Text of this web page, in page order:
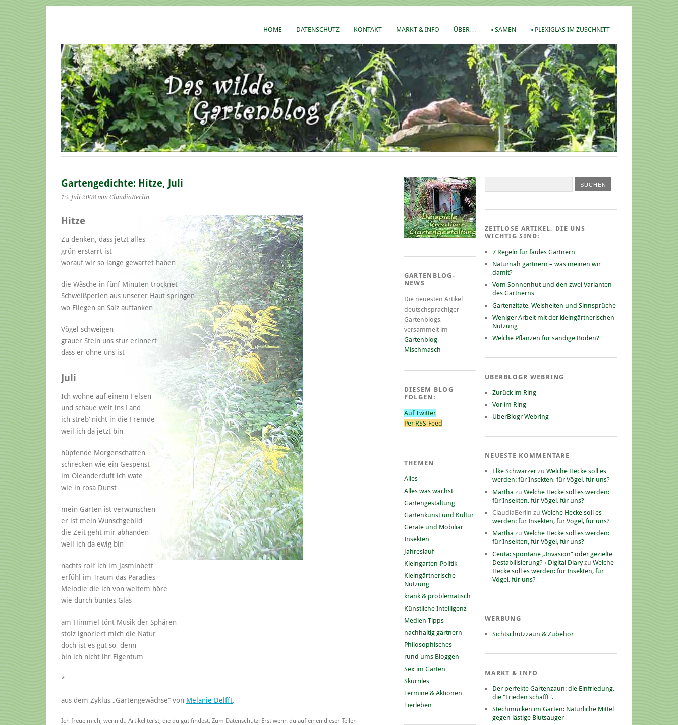
HOME DATENSCHUTZ KONTAKT MARKT & INFO ÜBER… » SAMEN » PLEXIGLAS IM ZUSCHNITT
Gartengedichte: Hitze, Juli
15. Juli 2008 von ClaudiaBerlin
Hitze
Zu denken, dass jetzt alles
grün erstarrt ist
worauf wir so lange gewartet haben
die Wäsche in fünf Minuten trocknet
Schweißperlen aus unserer Haut springen
wo Fliegen an Salz auftanken
Vögel schweigen
grauer Stein uns stur erinnert
dass er ohne uns ist
Juli
Ich wohne auf einem Felsen
und schaue weit ins Land
ich streb‘ nicht in die Fremde
weil ich da jetzt bin
hüpfende Morgenschatten
schrecken wie ein Gespenst
im Oleanderduft ich wate
wie in rosa Dunst
mein Garten ist verwunschen
er ist mein Wunschgebild
die Zeit geht mir abhanden
weil ich da ewig bin
nachts roll‘ ich im Jasminbett
erfühl im Traum das Paradies
Melodie die ich von weitem höre
wie durch buntes Glas
am Himmel tönt Musik der Sphären
stolz ignoriert mich die Natur
doch ist es gut so, denn
bin ich nicht ihr Eigentum
*
aus dem Zyklus „Gartengewächse“ von Melanie Delfft.
Ich freue mich, wenn du Artikel teilst, die du gut findest. Zum Datenschutz: Erst wenn du auf einen dieser Teilen-
GARTENBLOG-
NEWS
Die neuesten Artikel
deutschsprachiger
Gartenblogs,
versammelt im
Gartenblog-
Mischmasch
DIESEM BLOG
FOLGEN:
Auf Twitter
Per RSS-Feed
THEMEN
Alles
Alles was wächst
Gartengestaltung
Gartenkunst und Kultur
Geräte und Mobiliar
Insekten
Jahreslauf
Kleingarten-Politik
Kleingärtnerische
Nutzung
krank & problematisch
Künstliche Intelligenz
Medien-Tipps
nachhaltig gärtnern
Philosophisches
rund ums Bloggen
Sex im Garten
Skurriles
Termine & Aktionen
Tierleben
ZEITLOSE ARTIKEL, DIE UNS
WICHTIG SIND:
7 Regeln für faules Gärtnern
Naturnah gärtnern – was meinen wir
damit?
Vom Sonnenhut und den zwei Varianten
des Gärtnerns
Gartenzitate, Weisheiten und Sinnsprüche
Weniger Arbeit mit der kleingärtnerischen
Nutzung
Welche Pflanzen für sandige Böden?
UBERBLOGR WEBRING
Zurück im Ring
Vor im Ring
UberBlogr Webring
NEUESTE KOMMENTARE
Elke Schwarzer zu Welche Hecke soll es
werden: für Insekten, für Vögel, für uns?
Martha zu Welche Hecke soll es werden:
für Insekten, für Vögel, für uns?
ClaudiaBerlin zu Welche Hecke soll es
werden: für Insekten, für Vögel, für uns?
Martha zu Welche Hecke soll es werden:
für Insekten, für Vögel, für uns?
Ceuta: spontane „Invasion“ oder gezielte
Destabilisierung? › Digital Diaryzu Welche
Hecke soll es werden: für Insekten, für
Vögel, für uns?
WERBUNG
Sichtschutzzaun & Zubehör
MARKT & INFO
Der perfekte Gartenzaun: die Einfriedung,
die "Frieden schafft".
Stechmücken im Garten: Natürliche Mittel
gegen lästige Blutsauger